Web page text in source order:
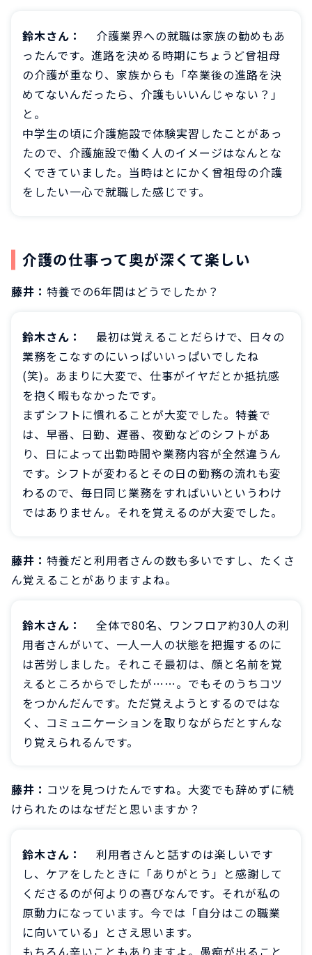
鈴木さん：
介護業界への就職は家族の勧めもあ
ったんです。進路を決める時期にちょうど曾祖母
の介護が重なり、家族からも「卒業後の進路を決
めてないんだったら、介護もいいんじゃない？」
と。
中学生の頃に介護施設で体験実習したことがあっ
たので、介護施設で働く人のイメージはなんとな
くできていました。当時はとにかく曾祖母の介護
をしたい一心で就職した感じです。
介護の仕事って奥が深くて楽しい
藤井： 特養での6年間はどうでしたか？
鈴木さん：
最初は覚えることだらけで、日々の
業務をこなすのにいっぱいいっぱいでしたね
(笑)。あまりに大変で、仕事がイヤだとか抵抗感
を抱く暇もなかったです。
まずシフトに慣れることが大変でした。特養で
は、早番、日勤、遅番、夜勤などのシフトがあ
り、日によって出勤時間や業務内容が全然違うん
です。シフトが変わるとその日の勤務の流れも変
わるので、毎日同じ業務をすればいいというわけ
ではありません。それを覚えるのが大変でした。
藤井： 特養だと利用者さんの数も多いですし、たくさ
ん覚えることがありますよね。
鈴木さん：
全体で80名、ワンフロア約30人の利
用者さんがいて、一人一人の状態を把握するのに
は苦労しました。それこそ最初は、顔と名前を覚
えるところからでしたが……。でもそのうちコツ
をつかんだんです。ただ覚えようとするのではな
く、コミュニケーションを取りながらだとすんな
り覚えられるんです。
藤井： コツを見つけたんですね。大変でも辞めずに続
けられたのはなぜだと思いますか？
鈴木さん：
利用者さんと話すのは楽しいです
し、ケアをしたときに「ありがとう」と感謝して
くださるのが何よりの喜びなんです。それが私の
原動力になっています。今では「自分はこの職業
に向いている」とさえ思います。